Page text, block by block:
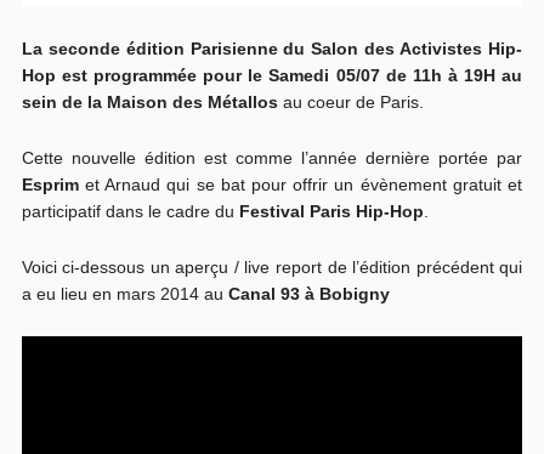
La seconde édition Parisienne du Salon des Activistes Hip-
Hop est programmée pour le Samedi 05/07 de 11h à 19H au
sein de la Maison des Métallosau coeur de Paris.
Cette nouvelle édition est comme l’année dernière portée par
Esprimet Arnaud qui se bat pour offrir un évènement gratuit et
participatif dans le cadre du Festival Paris Hip-Hop.
Voici ci-dessous un aperçu / live report de l’édition précédent qui
a eu lieu en mars 2014 au Canal 93 à Bobigny